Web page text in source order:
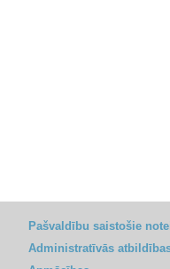
Pašvaldību saistošie
Administratīvās